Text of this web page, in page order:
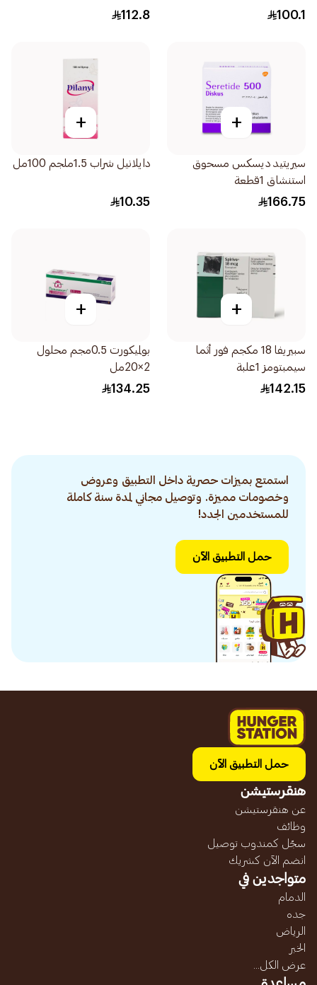
100.1
1قطعة
112.8
+
سيريتيد ديسكس مسحوق
استنشاق 1قطعة
166.75
+
دايلانيل شراب 1.5ملجم 100مل
10.35
+
سبيريفا 18 مكجم فور أثما
سيمبتومز 1علبة
142.15
+
بولميكورت 0.5مجم محلول
2×20مل
134.25
استمتع بميزات حصرية داخل التطبيق وعروض
وخصومات مميزة. وتوصيل مجاني لمدة سنة كاملة
للمستخدمين الجدد!
حمل التطبيق الآن
حمل التطبيق الآن
هنقرستيشن
عن هنقرستيشن
وظائف
سجّل كمندوب توصيل
انضم الآن كشريك
متواجدين في
الدمام
جده
الرياض
الخبر
عرض الكل...